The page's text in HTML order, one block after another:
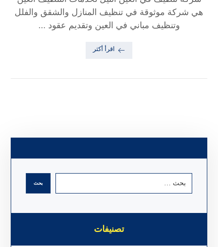
هي شركة موثوقة في تنظيف المنازل والشقق والفلل
وتنظيف مباني في العين وتقديم عقود ...
اقرأ أكثر
تصنيفات